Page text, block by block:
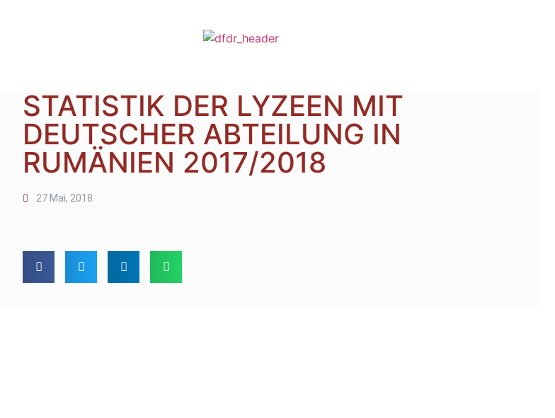
STATISTIK DER LYZEEN MIT
DEUTSCHER ABTEILUNG IN
RUMÄNIEN 2017/2018
27 Mai, 2018